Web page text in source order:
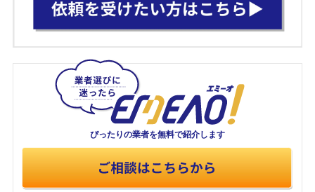
ぴったりの業者を無料で紹介します